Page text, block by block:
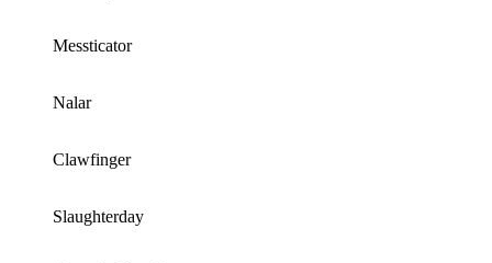
Messticator
Nalar
Clawfinger
Slaughterday